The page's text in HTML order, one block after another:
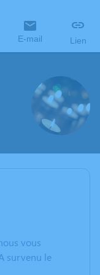
E-mail Lien
vous
survenu le